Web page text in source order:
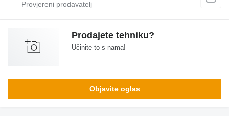
Prodajete tehniku?
Učinite to s nama!
Objavite oglas